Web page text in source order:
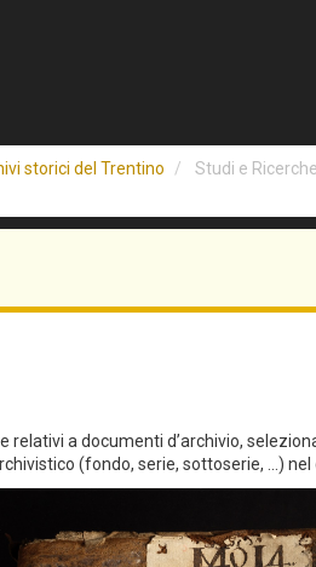
storici del Trentino Studi e Ricerche
relativi a documenti d’archivio,
(fondo, serie, sottoserie, ...) nel